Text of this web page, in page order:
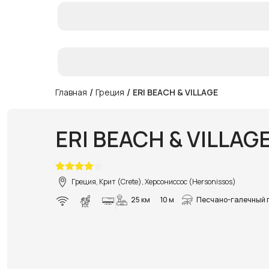
Главная / Греция / ERI BEACH & VILLAGE
ERI BEACH &
Греция, Крит (Crete), Херсониссос (Hersonissos)
25 км
10 м Песчано-галечный